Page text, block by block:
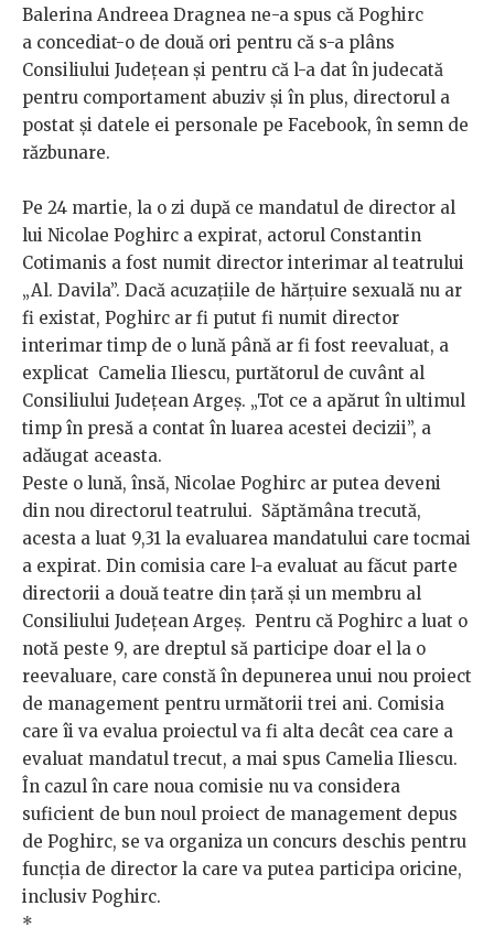
Balerina Andreea Dragnea ne-a spus că Poghirc
a concediat-o de două ori pentru că s-a plâns
Consiliului Județean și pentru că l-a dat în judecată
pentru comportament abuziv și în plus, directorul a
postat și datele ei personale pe Facebook, în semn de
răzbunare.
Pe 24 martie, la o zi după ce mandatul de director al
lui Nicolae Poghirc a expirat, actorul Constantin
Cotimanis a fost numit director interimar al teatrului
„Al. Davila”. Dacă acuzațiile de hărțuire sexuală nu ar
fi existat, Poghirc ar fi putut fi numit director
interimar timp de o lună până ar fi fost reevaluat, a
explicat Camelia Iliescu, purtătorul de cuvânt al
Consiliului Județean Argeș. „Tot ce a apărut în ultimul
timp în presă a contat în luarea acestei decizii”, a
adăugat aceasta.
Peste o lună, însă, Nicolae Poghirc ar putea deveni
din nou directorul teatrului. Săptămâna trecută,
acesta a luat 9,31 la evaluarea mandatului care tocmai
a expirat. Din comisia care l-a evaluat au făcut parte
directorii a două teatre din țară și un membru al
Consiliului Județean Argeș. Pentru că Poghirc a luat o
notă peste 9, are dreptul să participe doar el la o
reevaluare, care constă în depunerea unui nou proiect
de management pentru următorii trei ani. Comisia
care îi va evalua proiectul va fi alta decât cea care a
evaluat mandatul trecut, a mai spus Camelia Iliescu.
În cazul în care noua comisie nu va considera
suficient de bun noul proiect de management depus
de Poghirc, se va organiza un concurs deschis pentru
funcția de director la care va putea participa oricine,
inclusiv Poghirc.
*